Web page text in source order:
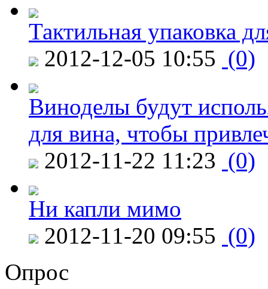
Тактильная упаковка
2012-12-05 10:55 (0)
Виноделы будут
для вина, чтобы
2012-11-22 11:23 (0)
Ни капли мимо
2012-11-20 09:55 (0)
Опрос